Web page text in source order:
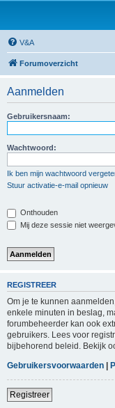
V&A
Forumoverzicht
Aanmelden
Gebruikersnaam:
Wachtwoord:
Ik ben mijn wachtwoord
Stuur activatie-e-mail opnieuw
Onthouden
Mij deze sessie niet
REGISTREER
Om je te kunnen
enkele minuten in beslag,
forumbeheerder kan ook
gebruikers. Lees voor
bijbehorend beleid. Bekijk
Gebruikersvoorwaarden |
Registreer